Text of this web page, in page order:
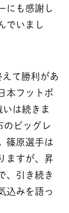
にも感謝し
でいまし
て勝利があ
本フットボ
は続きま
のビッグレ
篠原選手は
ますが、昇
、引き続き
込みを語っ